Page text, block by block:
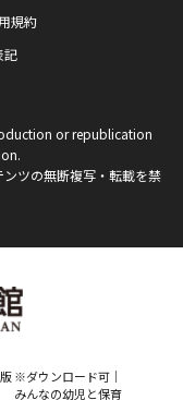
規約
記
or republication
ツの無断複写・転載を禁
※ダウンロード可｜
みんなの幼児と保育